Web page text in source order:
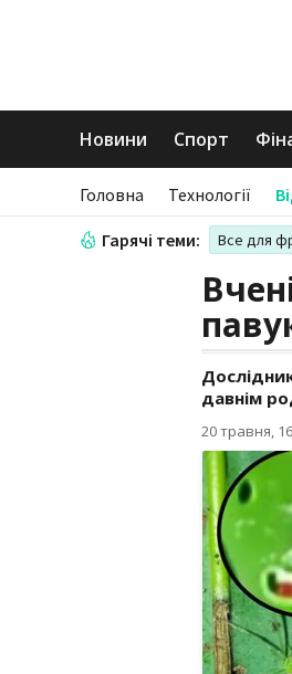
Новини Спорт
Головна Технології
Гарячі теми: Все для
давнім
20 травня,